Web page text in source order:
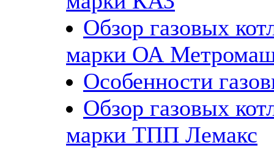
Обзор газовых
марки ОА
Особенности
Обзор газовых
марки ТПП Лемакс